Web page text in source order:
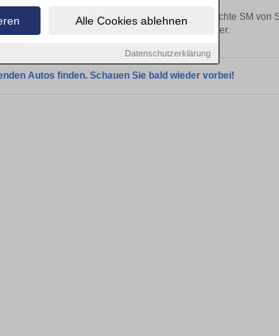
Alle Cookies ablehnen
Datenschutzerklärung
SM Gebrauchtwagen? Entdecken Sie gebrauchte SM von
von privat und vom Händler.
Autos finden. Schauen Sie bald wieder vorbei!